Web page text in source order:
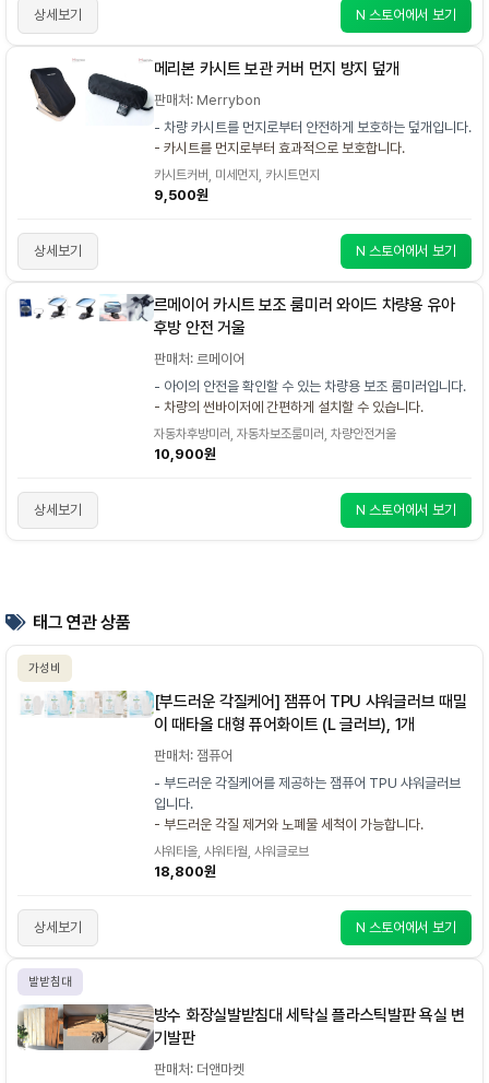
상세보기 N 스토어에서 보기
메리본 카시트 보관 커버 먼지 방지 덮개
판매처: Merrybon
- 차량 카시트를 먼지로부터 안전하게 보호하는 덮개입니다.
- 카시트를 먼지로부터 효과적으로 보호합니다.
카시트커버, 미세먼지, 카시트먼지
9,500원
상세보기 N 스토어에서 보기
르메이어 카시트 보조 룸미러 와이드 차량용 유아
후방 안전 거울
판매처: 르메이어
- 아이의 안전을 확인할 수 있는 차량용 보조 룸미러입니다.
- 차량의 썬바이저에 간편하게 설치할 수 있습니다.
자동차후방미러, 자동차보조룸미러, 차량안전거울
10,900원
상세보기 N 스토어에서 보기
태그 연관 상품
가성비
[부드러운 각질케어] 잼퓨어 TPU 샤워글러브 때밀
이 때타올 대형 퓨어화이트 (L 글러브), 1개
판매처: 잼퓨어
- 부드러운 각질케어를 제공하는 잼퓨어 TPU 샤워글러브
입니다.
- 부드러운 각질 제거와 노폐물 세척이 가능합니다.
샤워타올, 샤워타월, 샤워글로브
18,800원
상세보기 N 스토어에서 보기
발받침대
방수 화장실발받침대 세탁실 플라스틱발판 욕실 변
기발판
판매처: 더앤마켓